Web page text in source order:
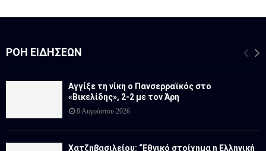
ΡΟΉ ΕΙΔΉΣΕΩΝ
Αγγίξε τη νίκη ο Πανσερραϊκός στο
«Βικελίδης», 2-2 με τον Άρη
8 Αυγούστου 2026
Χατζηβασιλείου: “Εθνικό στοίχημα η Ελληνική